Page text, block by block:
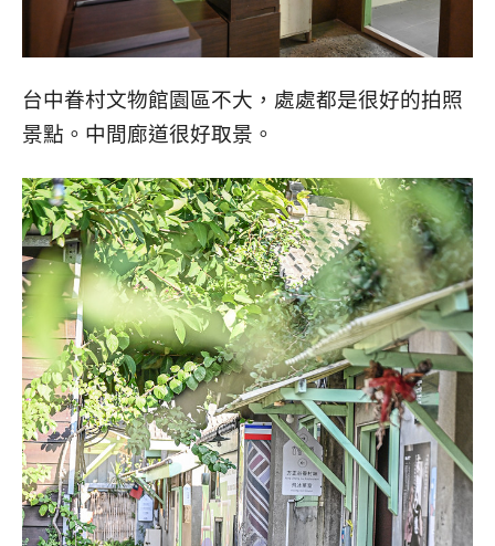
台中眷村文物館園區不大，處處都是很好的拍照
景點。中間廊道很好取景。